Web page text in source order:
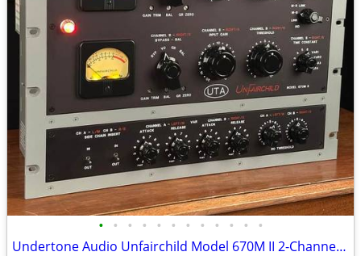
• • • • • • • • • • • •
Undertone Audio Unfairchild Model 670M II 2-Channel Tube Compressor /